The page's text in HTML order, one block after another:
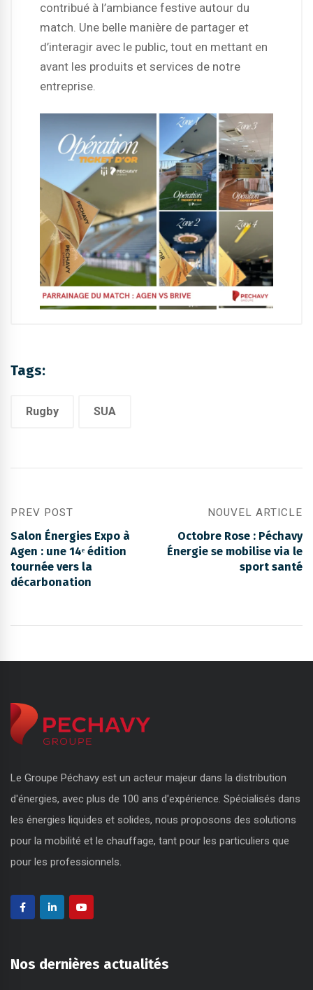
contribué à l’ambiance festive autour du
match. Une belle manière de partager et
d’interagir avec le public, tout en mettant en
avant les produits et services de notre
entreprise.
Tags:
Rugby SUA
PREV POST
Salon Énergies Expo à
Agen : une 14ᵉ édition
tournée vers la
décarbonation
NOUVEL ARTICLE
Octobre Rose : Péchavy
Énergie se mobilise via le
sport santé
Le Groupe Péchavy est un acteur majeur dans la distribution
d'énergies, avec plus de 100 ans d'expérience. Spécialisés dans
les énergies liquides et solides, nous proposons des solutions
pour la mobilité et le chauffage, tant pour les particuliers que
pour les professionnels.
Nos dernières actualités